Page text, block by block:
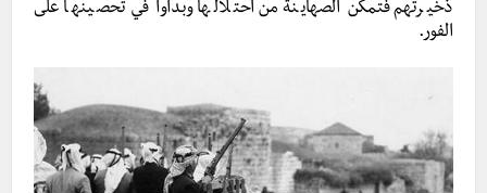
ذخيرتهم فتمكن الصهاينة من احتلالها وبدأوا في تحصينها على
الفور.